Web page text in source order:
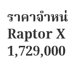
ราคาจำห
Raptor X